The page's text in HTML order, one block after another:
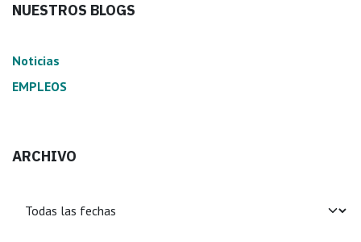
NUESTROS BLOGS
Noticias
EMPLEOS
ARCHIVO